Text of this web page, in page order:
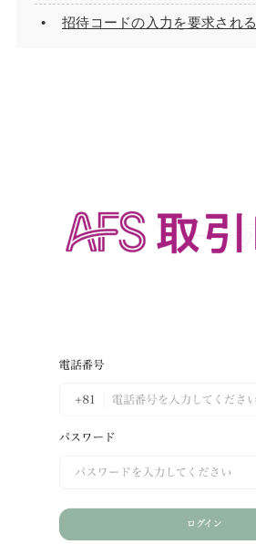
招待コードの入力を要求される